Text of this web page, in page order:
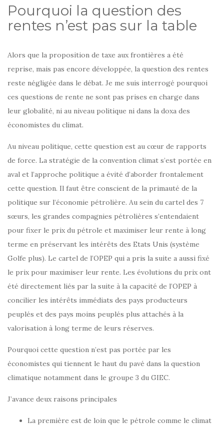
Pourquoi la question des
rentes n’est pas sur la table
Alors que la proposition de taxe aux frontières a été
reprise, mais pas encore développée, la question des rentes
reste négligée dans le débat. Je me suis interrogé pourquoi
ces questions de rente ne sont pas prises en charge dans
leur globalité, ni au niveau politique ni dans la doxa des
économistes du climat.
Au niveau politique, cette question est au cœur de rapports
de force. La stratégie de la convention climat s’est portée en
aval et l’approche politique a évité d’aborder frontalement
cette question. Il faut être conscient de la primauté de la
politique sur l’économie pétrolière. Au sein du cartel des 7
sœurs, les grandes compagnies pétrolières s’entendaient
pour fixer le prix du pétrole et maximiser leur rente à long
terme en préservant les intérêts des Etats Unis (système
Golfe plus). Le cartel de l’OPEP qui a pris la suite a aussi fixé
le prix pour maximiser leur rente. Les évolutions du prix ont
été directement liés par la suite à la capacité de l’OPEP à
concilier les intérêts immédiats des pays producteurs
peuplés et des pays moins peuplés plus attachés à la
valorisation à long terme de leurs réserves.
Pourquoi cette question n’est pas portée par les
économistes qui tiennent le haut du pavé dans la question
climatique notamment dans le groupe 3 du GIEC.
J’avance deux raisons principales
La première est de loin que le pétrole comme le climat